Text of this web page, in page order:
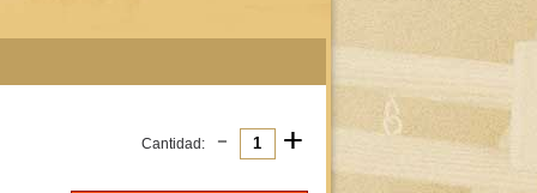
Cantidad: - +